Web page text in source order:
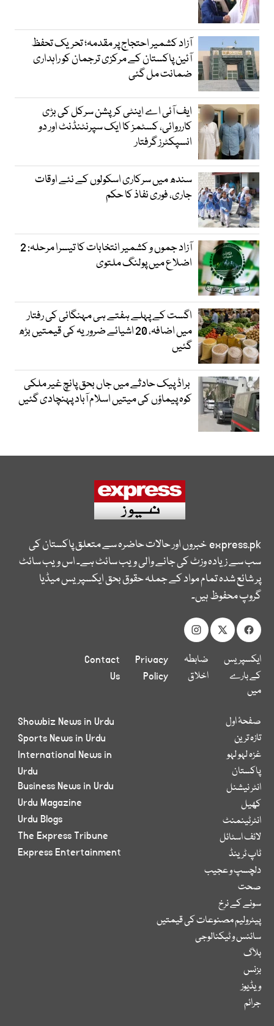
آزاد کشمیر احتجاج پر مقدمہ؛ تحریک تحفظ
آئین پاکستان کے مرکزی ترجمان کو راہداری
ضمانت مل گئی
ایف آئی اے اینٹی کرپشن سرکل کی بڑی
کارروائی، کسٹمز کا ایک سپرنٹنڈنٹ اور دو
انسپکٹرز گرفتار
سندھ میں سرکاری اسکولوں کے نئے اوقات
جاری، فوری نفاذ کا حکم
آزاد جموں و کشمیر انتخابات کا تیسرا مرحلہ: 2
اضلاع میں پولنگ ملتوی
اگست کے پہلے ہفتے ہی مہنگائی کی رفتار
میں اضافہ، 20 اشیائے ضروریہ کی قیمتیں بڑھ
گئیں
براڈ پیک حادثے میں جاں بحق پانچ غیر ملکی
کوہ پیماؤں کی میتیں اسلام آباد پہنچادی گئیں
express.pkخبروں اور حالات حاضرہ سے متعلق پاکستان کی
سب سے زیادہ وزٹ کی جانے والی ویب سائٹ ہے۔ اس ویب سائٹ
پر شائع شدہ تمام مواد کے جملہ حقوق بحق ایکسپریس میڈیا
گروپ محفوظ ہیں۔
ایکسپریس
کے بارے
میں
ضابطہ
اخلاق
Privacy
Policy
Contact
Us
صفحۂ اول
تازہ ترین
غزہ لہو لہو
پاکستان
انٹر نیشنل
کھیل
انٹرٹینمنٹ
لائف اسٹائل
ٹاپ ٹرینڈ
دلچسپ و عجیب
صحت
سونے کے نرخ
پیٹرولیم مصنوعات کی قیمتیں
سائنس و ٹیکنالوجی
بلاگ
بزنس
ویڈیوز
جرائم
Showbiz News in Urdu
Sports News in Urdu
International News in
Urdu
Business News in Urdu
Urdu Magazine
Urdu Blogs
The Express Tribune
Express Entertainment